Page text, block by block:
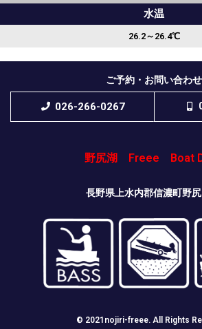
水温
26.2～26.4℃
ご予約・お問い合わせ
026-266-0267
野尻湖 Freee Boat
長野県上水内郡信濃町野
© 2021nojiri-freee. All Rights